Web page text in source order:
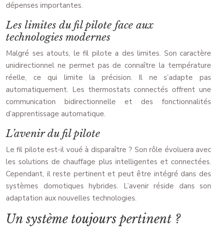
dépenses importantes.
Les limites du fil pilote face aux
technologies modernes
Malgré ses atouts, le fil pilote a des limites. Son caractère
unidirectionnel ne permet pas de connaître la température
réelle, ce qui limite la précision. Il ne s’adapte pas
automatiquement. Les thermostats connectés offrent une
communication bidirectionnelle et des fonctionnalités
d’apprentissage automatique.
L’avenir du fil pilote
Le fil pilote est-il voué à disparaître ? Son rôle évoluera avec
les solutions de chauffage plus intelligentes et connectées.
Cependant, il reste pertinent et peut être intégré dans des
systèmes domotiques hybrides. L’avenir réside dans son
adaptation aux nouvelles technologies.
Un système toujours pertinent ?